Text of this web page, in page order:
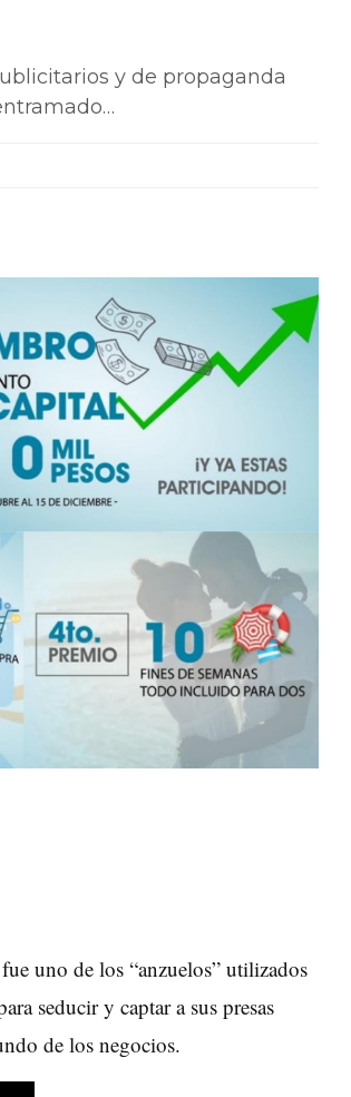
y de propaganda
uno de los “anzuelos” utilizados
seducir y captar a sus presas
de los negocios.